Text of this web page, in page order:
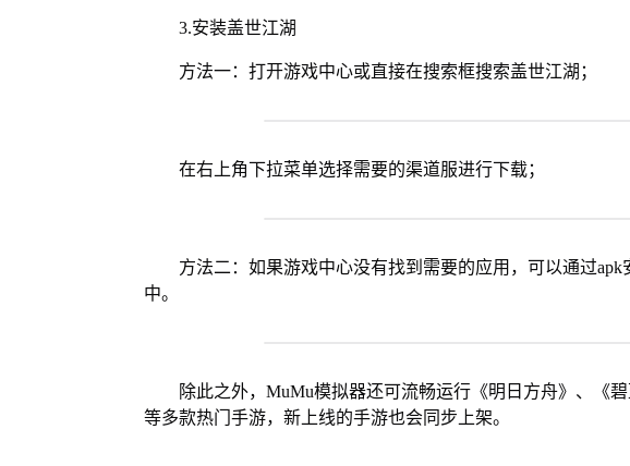
3.安装盖世江湖
方法一：打开游戏中心或直接在搜索框搜索盖世江湖；
在右上角下拉菜单选择需要的渠道服进行下载；
方法二：如果游戏中心没有找到需要的应用，可以通过
中。
除此之外，MuMu模拟器还可流畅运行《明日方舟》、《
等多款热门手游，新上线的手游也会同步上架。